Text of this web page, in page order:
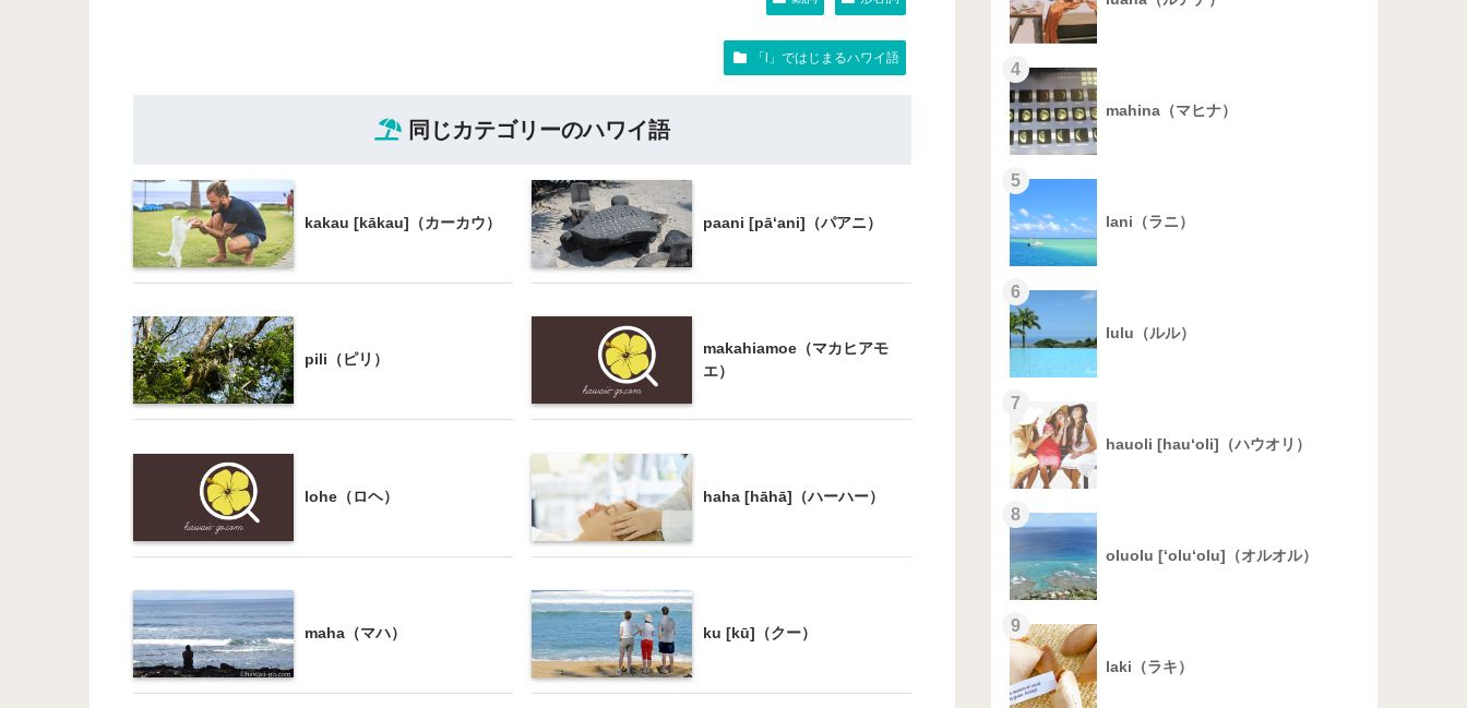
「l」ではじまるハワイ語
同じカテゴリーのハワイ語
kakau [kākau]（カーカウ） paani [pā‘ani]（パアニ）
pili（ピリ）
makahiamoe（マカヒアモ
エ）
lohe（ロヘ） haha [hāhā]（ハーハー）
maha（マハ） ku [kū]（クー）
4
mahina（マヒナ）
5
lani（ラニ）
6
lulu（ルル）
7
hauoli [hau‘oli]（ハウオリ）
8
oluolu [‘olu‘olu]（オルオル）
9
laki（ラキ）